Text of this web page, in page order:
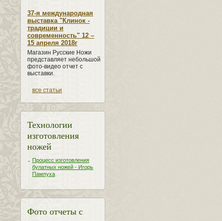
37-я международная
выставка "Клинок -
традиции и
современность" 12 –
15 апреля 2018г
Магазин Русские Ножи
представляет небольшой
фото-видео отчет с
выставки.
все статьи
Технологии
изготовления
ножей
Процесс изготовления
булатных ножей - Игорь
Пампуха
Фото отчеты с